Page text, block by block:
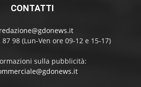
CONTATTI
redazione@gdonews.it
87 98 (Lun-Ven ore 09-12 e 15-17)
sulla pubblicità: